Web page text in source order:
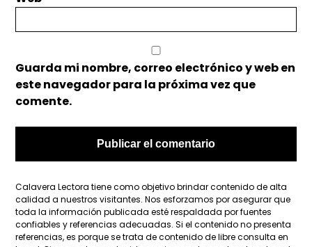
Guarda mi nombre, correo electrónico y web en
este navegador para la próxima vez que
comente.
Calavera Lectora tiene como objetivo brindar contenido de alta
calidad a nuestros visitantes. Nos esforzamos por asegurar que
toda la información publicada esté respaldada por fuentes
confiables y referencias adecuadas. Si el contenido no presenta
referencias, es porque se trata de contenido de libre consulta en